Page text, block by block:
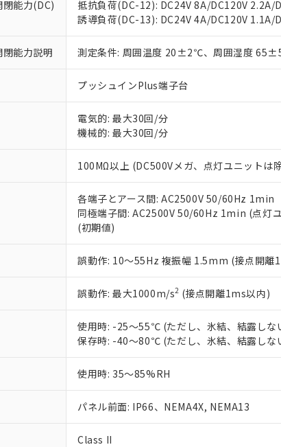
閉能力(DC)
抵抗負荷(DC-12): DC24V 8A/DC120V 2.2A/
誘導負荷(DC-13): DC24V 4A/DC120V 1.1A/
閉能力説明 測定条件: 周囲温度 20±2℃、周囲湿度
プッシュインPlus端子台
電気的: 最大30回/分
機械的: 最大30回/分
100MΩ以上 (DC500Vメガ、点灯ユニットは
各端子とアース間: AC2500V 50/60Hz 1min
同極端子間: AC2500V 50/60Hz 1min (点灯
(初期値)
誤動作: 10～55Hz 複振幅 1.5mm (接点開離
誤動作: 最大1000m/s2 (接点開離1ms以内)
使用時: -25～55℃ (ただし、氷結、結露しな
保存時: -40～80℃ (ただし、氷結、結露しな
使用時: 35～85%RH
パネル前面: IP66、NEMA4X, NEMA13
Class II
マイパーツ機能（部品リスト作成
ている必要があります。
が、当社の製品・サービスに関す
さい。
※当社の共同利用者とは、
いる法人を指します。
※3 非含有証明書ダウンロード
EU RoHS指令（10物質）の非含有証明書
51物質の非含有証明書（当社基準）
※本証明書は発行日時点で非含有を証明
また、RoHS指令のフタル酸エステル類
混在することから備考欄に対応日を記載
既に当社にて対応品への在庫切替を完
「ｅ」：有害物質（10物質）のすべてが
「10」：通常の使用状況下において有害
味します。
「－」：未確認です。当社販売部門へお
機器販売店・当社販売員にご確
空
白
受注生産機種、また在庫状況